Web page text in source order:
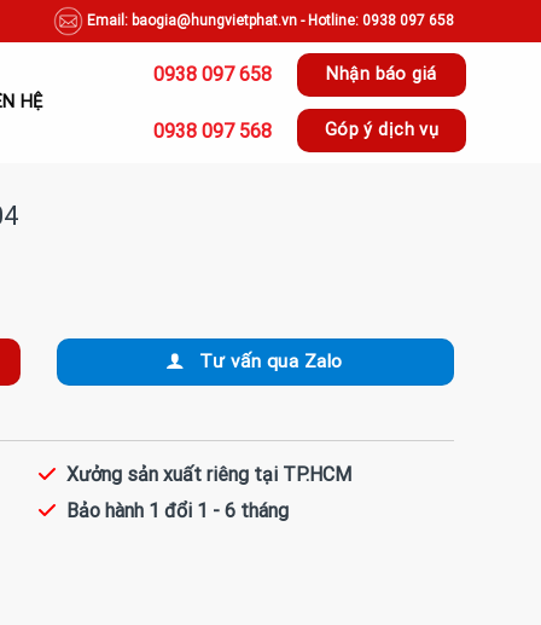
Email: baogia@hungvietphat.vn - Hotline: 0938 097 658
HỆ
0938 097 658 Nhận báo giá
0938 097 568 Góp ý dịch vụ
Tư vấn qua Zalo
Xưởng sản xuất riêng tại TP.HCM
Bảo hành 1 đổi 1 - 6 tháng